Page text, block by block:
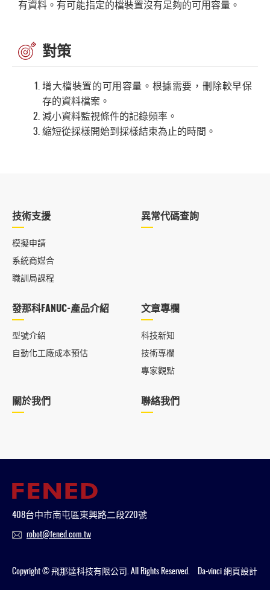
有資料。有可能指定的檔裝置沒有足夠的可用容量。
對策
增大檔裝置的可用容量。根據需要，刪除較早保
存的資料檔案。
減小資料監視條件的記錄頻率。
縮短從採樣開始到採樣結束為止的時間。
技術支援
模擬申請
系統商媒合
職訓局課程
異常代碼查詢
發那科FANUC-產品介紹
型號介紹
自動化工廠成本預估
文章專欄
科技新知
技術專欄
專家觀點
關於我們 聯絡我們
408台中市南屯區東興路二段220號
robot@fened.com.tw
Copyright © 飛那達科技有限公司. All Rights Reserved. Da-vinci 網頁設計